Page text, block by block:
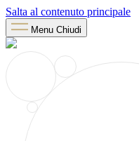
Salta al contenuto principale
Menu Chiudi